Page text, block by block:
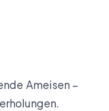
Ameisen –